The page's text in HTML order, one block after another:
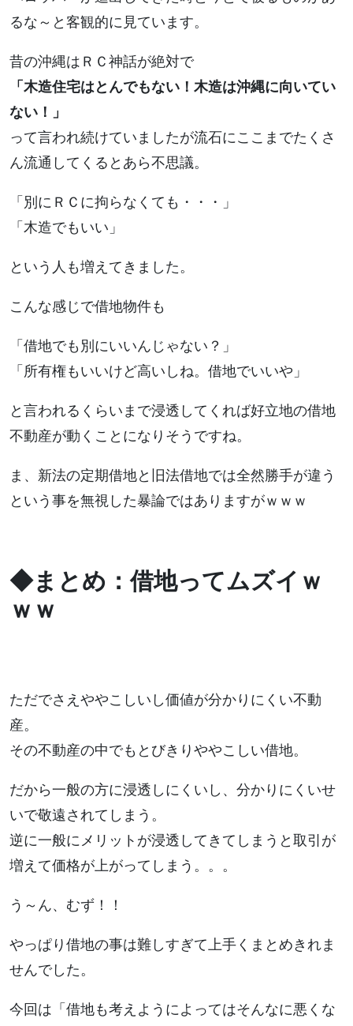
るな～と客観的に見ています。
昔の沖縄はＲＣ神話が絶対で
「木造住宅はとんでもない！木造は沖縄に向いてい
ない！」
って言われ続けていましたが流石にここまでたくさ
ん流通してくるとあら不思議。
「別にＲＣに拘らなくても・・・」
「木造でもいい」
という人も増えてきました。
こんな感じで借地物件も
「借地でも別にいいんじゃない？」
「所有権もいいけど高いしね。借地でいいや」
と言われるくらいまで浸透してくれば好立地の借地
不動産が動くことになりそうですね。
ま、新法の定期借地と旧法借地では全然勝手が違う
という事を無視した暴論ではありますがｗｗｗ
◆まとめ：借地ってムズイｗ
ｗｗ
ただでさえややこしいし価値が分かりにくい不動
産。
その不動産の中でもとびきりややこしい借地。
だから一般の方に浸透しにくいし、分かりにくいせ
いで敬遠されてしまう。
逆に一般にメリットが浸透してきてしまうと取引が
増えて価格が上がってしまう。。。
う～ん、むず！！
やっぱり借地の事は難しすぎて上手くまとめきれま
せんでした。
今回は「借地も考えようによってはそんなに悪くな